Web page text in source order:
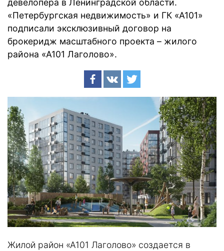
девелопера в Ленинградской области.
«Петербургская недвижимость» и ГК «А101»
подписали эксклюзивный договор на
брокеридж масштабного проекта – жилого
района «А101 Лаголово».
Жилой район «А101 Лаголово» создается в